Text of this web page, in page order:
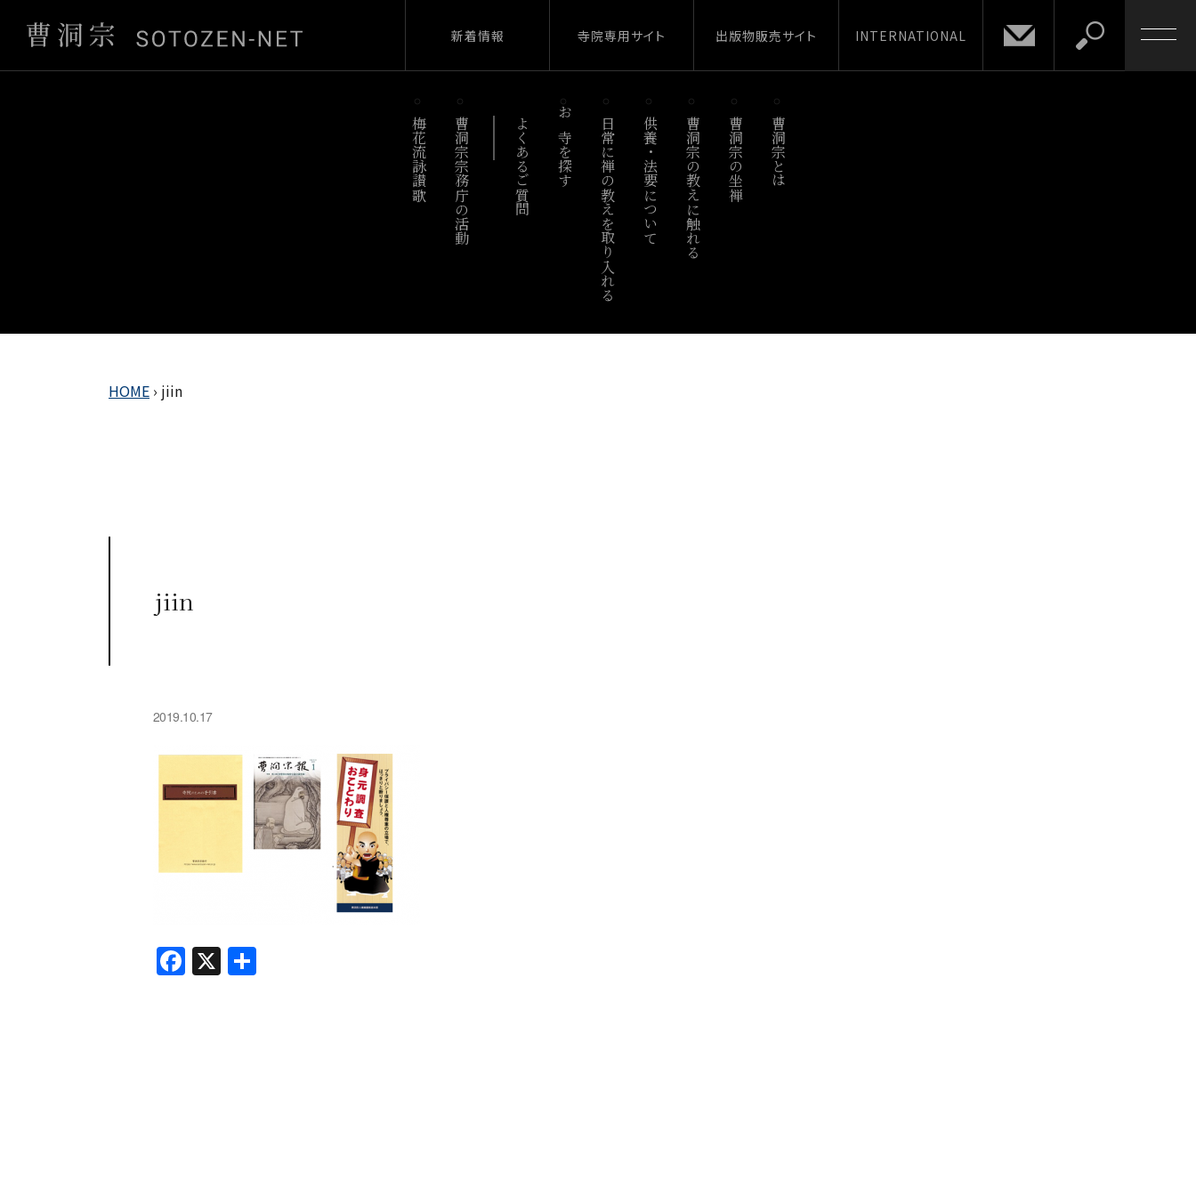
新着情報 寺院専用サイト 出版物販売サイト INTERNATIONAL
梅花流詠讃歌 曹洞宗宗務庁の活動 よくあるご質問 お寺を探す 日常に禅の教えを取り入れる 供養・法要について 曹洞宗の教えに触れる 曹洞宗の坐禅 曹洞宗とは
HOME › jiin
jiin
2019.10.17
F
a
X